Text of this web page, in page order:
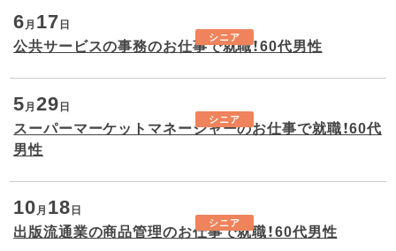
6月 17日
公共サービスの事務のお仕事で就職！60代男性
シニア
5月29日
スーパーマーケットマネージャーのお仕事で就職！60代
男性
シニア
10月 18日
出版流通業の商品管理のお仕事で就職！60代男性
シニア